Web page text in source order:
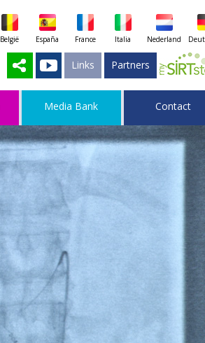
België España France Italia Nederland
Partners
Links
Media Bank Contact